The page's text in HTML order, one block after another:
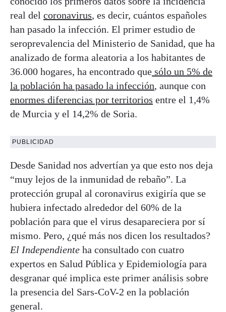
real del coronavirus, es decir, cuántos españoles
han pasado la infección. El primer estudio de
seroprevalencia del Ministerio de Sanidad, que ha
analizado de forma aleatoria a los habitantes de
36.000 hogares, ha encontrado que sólo un 5% de
la población ha pasado la infección, aunque con
enormes diferencias por territorios entre el 1,4%
de Murcia y el 14,2% de Soria.
PUBLICIDAD
Desde Sanidad nos advertían ya que esto nos deja
“muy lejos de la inmunidad de rebaño”. La
protección grupal al coronavirus exigiría que se
hubiera infectado alrededor del 60% de la
población para que el virus desapareciera por sí
mismo. Pero, ¿qué más nos dicen los resultados?
El Independiente ha consultado con cuatro
expertos en Salud Pública y Epidemiología para
desgranar qué implica este primer análisis sobre
la presencia del Sars-CoV-2 en la población
general.